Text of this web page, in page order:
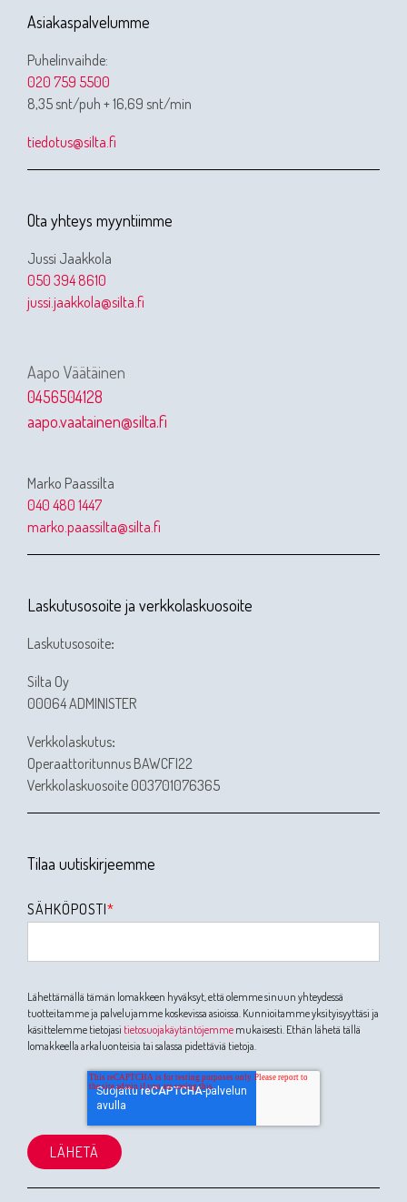
Asiakaspalvelumme
Puhelinvaihde:
020 759 5500
8,35 snt/puh + 16,69 snt/min
tiedotus@silta.fi
Ota yhteys myyntiimme
Jussi Jaakkola
050 394 8610
jussi.jaakkola@silta.fi
Aapo Väätäinen
0456504128
aapo.vaatainen@silta.fi
Marko Paassilta
040 480 1447
marko.paassilta@silta.fi
Laskutusosoite ja verkkolaskuosoite
Laskutusosoite:
Silta Oy
00064 ADMINISTER
Verkkolaskutus:
Operaattoritunnus BAWCFI22
Verkkolaskuosoite 003701076365
Tilaa uutiskirjeemme
SÄHKÖPOSTI*
Lähettämällä tämän lomakkeen hyväksyt, että olemme sinuun yhteydessä
tuotteitamme ja palvelujamme koskevissa asioissa. Kunnioitamme yksityisyyttäsi ja
käsittelemme tietojasi tietosuojakäytäntöjemme mukaisesti. Ethän lähetä tällä
lomakkeella arkaluonteisia tai salassa pidettäviä tietoja.